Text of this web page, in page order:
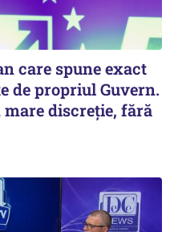
care spune exact
de propriul Guvern.
discreție, fără